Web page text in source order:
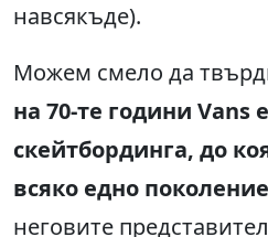
навсякъде).
Можем смело да
на 70-те години Vans
скейтбординга, до
всяко едно
неговите